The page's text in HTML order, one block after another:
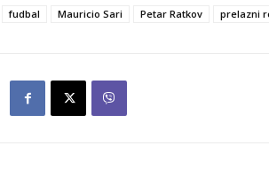
fudbal Mauricio Sari Petar Ratkov prelazni